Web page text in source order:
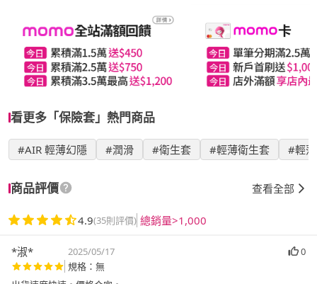
看更多「保險套」熱門商品
#AIR 輕薄幻隱 #潤滑 #衛生套 #輕薄衛生套 #輕
商品評價 查看全部
4.9(35則評價) 總銷量>1,000
*淑* 2025/05/17
0
規格：無